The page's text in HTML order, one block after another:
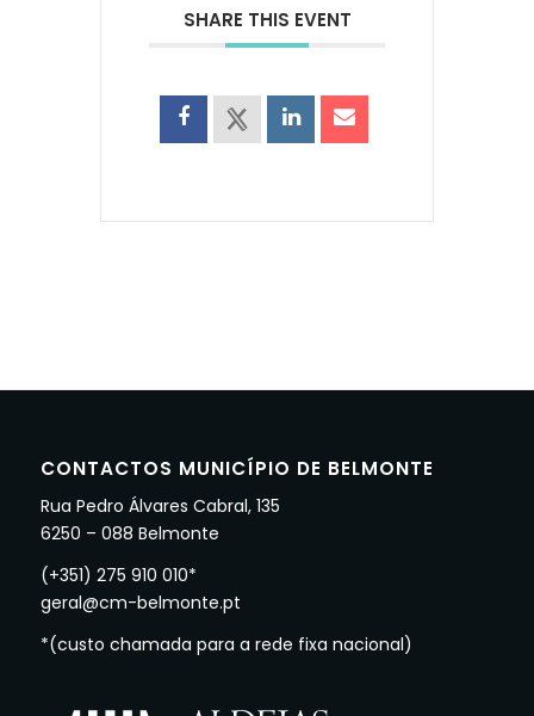
SHARE THIS EVENT
CONTACTOS MUNICÍPIO DE BELMONTE
Rua Pedro Álvares Cabral, 135
6250 – 088 Belmonte
(+351) 275 910 010*
geral@cm-belmonte.pt
*(custo chamada para a rede fixa nacional)